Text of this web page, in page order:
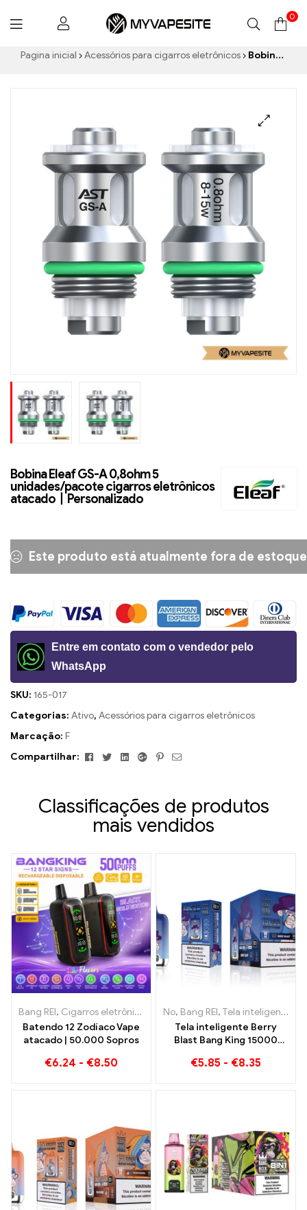
Myvapesite.de
0
Pagina inicial Acessórios para cigarros eletrônicos Bobina Eleaf GS-A 0,8ohm 5 unidades/pacote cigarros eletrônicos atacado丨Personalizado
Bobina Eleaf GS-A 0,8ohm 5
unidades/pacote cigarros eletrônicos
atacado丨Personalizado
Este produto está atualmente fora de
Entre em contato com o vendedor pelo
WhatsApp
SKU: 165-017
Categorias: Ativo, Acessórios para cigarros eletrônicos
Marcação: F
Compartilhar:
FacebookTwitterLinkedinGoogle+Pinterest
E-
Classificações de produtos
mais vendidos
Bang REI, Cigarros eletrônicos descartáveis ,Cigarros eletrônicos
Batendo 12 Zodíaco Vape
atacado | 50.000 Sopros
€6.24 - €8.50
No, Bang REI, Tela inteligente Bang King 15000 Sopro
Tela inteligente Berry
Blast Bang King 15000
descartável de nova
€5.85 - €8.35